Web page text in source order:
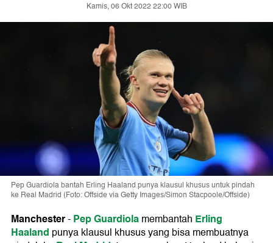
Kamis, 06 Okt 2022 22:00 WIB
Pep Guardiola bantah Erling Haaland punya klausul khusus untuk pindah
ke Real Madrid (Foto: Offside via Getty Images/Simon Stacpoole/Offside)
Manchester-Pep Guardiolamembantah Erling
Haaland punya klausul khusus yang bisa membuatnya